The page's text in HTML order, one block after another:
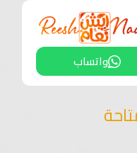
واتساب